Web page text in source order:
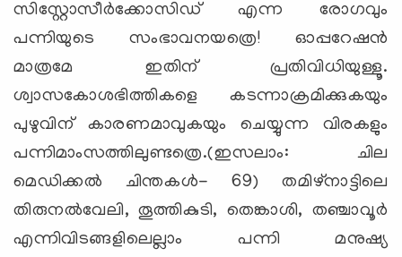
സിസ്റ്റോസീര്‍ക്കോസിഡ് എന്ന രോഗവും
പന്നിയുടെ സംഭാവനയത്രെ! ഓപ്പറേഷന്‍
മാത്രമേ ഇതിന് പ്രതിവിധിയുള്ളൂ.
ശ്വാസകോശഭിത്തികളെ കടന്നാക്രമിക്കുകയും
പുഴുവിന് കാരണമാവുകയും ചെയ്യുന്ന വിരകളും
പന്നിമാംസത്തിലുണ്ടത്രെ.(ഇസലാം: ചില
മെഡിക്കല്‍ ചിന്തകള്‍- 69) തമിഴ്‌നാട്ടിലെ
തിരുനല്‍വേലി, തൂത്തികുടി, തെങ്കാശി, തഞ്ചാവൂര്‍
എന്നിവിടങ്ങളിലെല്ലാം പന്നി മനുഷ്യ